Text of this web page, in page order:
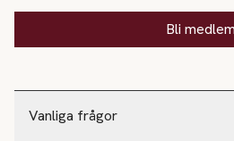
Vanliga frågor
Bli medlem